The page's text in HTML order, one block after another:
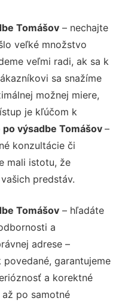
Tomášov – nechajte
veľké množstvo
veľmi radi, ak sa k
sa snažíme
možnej miere,
je kľúčom k
výsadbe Tomášov –
konzultácie či
mali istotu, že
predstáv.
Tomášov – hľadáte
a
adrese –
garantujeme
a korektné
po samotné